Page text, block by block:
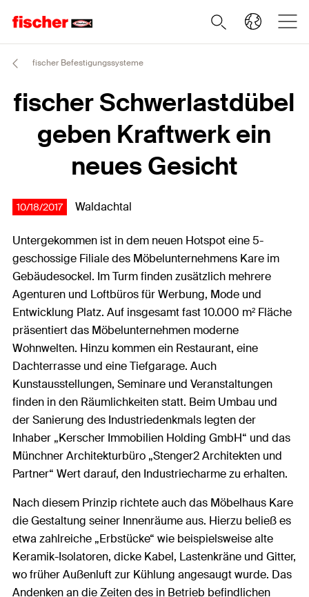
fischer Befestigungssysteme
fischer Schwerlastdübel
geben Kraftwerk ein
neues Gesicht
10/18/2017 Waldachtal
Untergekommen ist in dem neuen Hotspot eine 5-
geschossige Filiale des Möbelunternehmens Kare im
Gebäudesockel. Im Turm finden zusätzlich mehrere
Agenturen und Loftbüros für Werbung, Mode und
Entwicklung Platz. Auf insgesamt fast 10.000 m² Fläche
präsentiert das Möbelunternehmen moderne
Wohnwelten. Hinzu kommen ein Restaurant, eine
Dachterrasse und eine Tiefgarage. Auch
Kunstausstellungen, Seminare und Veranstaltungen
finden in den Räumlichkeiten statt. Beim Umbau und
der Sanierung des Industriedenkmals legten der
Inhaber „Kerscher Immobilien Holding GmbH“ und das
Münchner Architekturbüro „Stenger2 Architekten und
Partner“ Wert darauf, den Industriecharme zu erhalten.
Nach diesem Prinzip richtete auch das Möbelhaus Kare
die Gestaltung seiner Innenräume aus. Hierzu beließ es
etwa zahlreiche „Erbstücke“ wie beispielsweise alte
Keramik-Isolatoren, dicke Kabel, Lastenkräne und Gitter,
wo früher Außenluft zur Kühlung angesaugt wurde. Das
Andenken an die Zeiten des in Betrieb befindlichen